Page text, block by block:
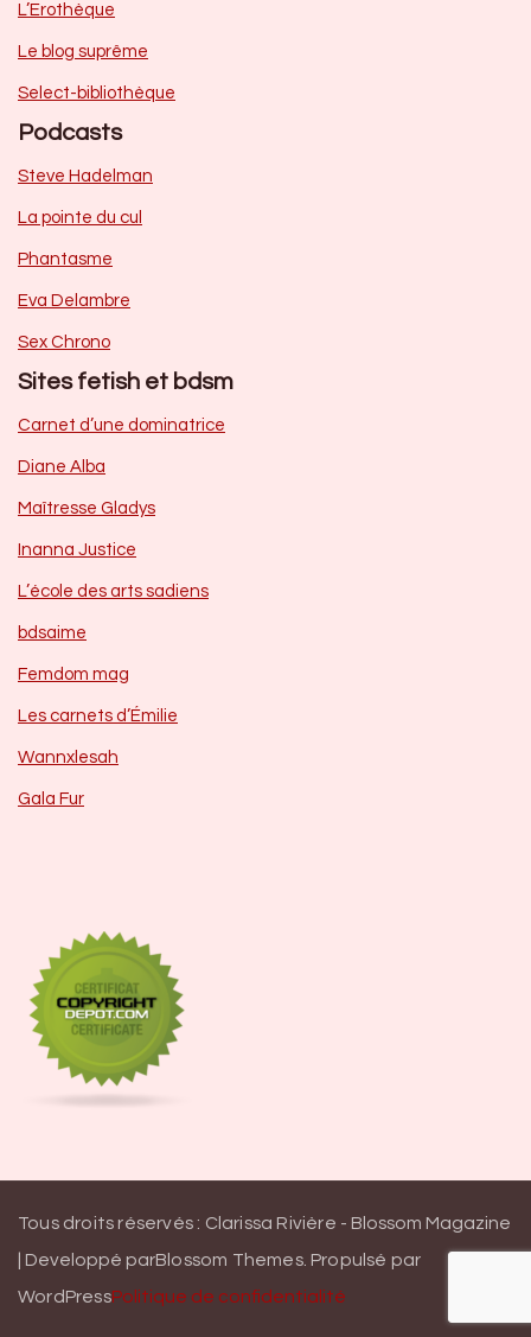
L’Erothèque
Le blog suprême
Select-bibliothèque
Podcasts
Steve Hadelman
La pointe du cul
Phantasme
Eva Delambre
Sex Chrono
Sites fetish et bdsm
Carnet d’une dominatrice
Diane Alba
Maîtresse Gladys
Inanna Justice
L’école des arts sadiens
bdsaime
Femdom mag
Les carnets d’Émilie
Wannxlesah
Gala Fur
Tous droits réservés : Clarissa Rivière - Blossom Magazine
| Developpé parBlossom Themes. Propulsé par
WordPressPolitique de confidentialité